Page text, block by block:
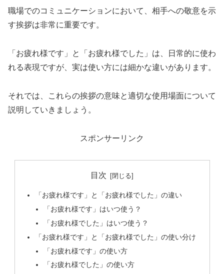
職場でのコミュニケーションにおいて、相手への敬意を示
す挨拶は非常に重要です。
「お疲れ様です」と「お疲れ様でした」は、日常的に使わ
れる表現ですが、実は使い方には細かな違いがあります。
それでは、これらの挨拶の意味と適切な使用場面について
説明していきましょう。
スポンサーリンク
目次
「お疲れ様です」と「お疲れ様でした」の違い
「お疲れ様です」はいつ使う？
「お疲れ様でした」はいつ使う？
「お疲れ様です」と「お疲れ様でした」の使い分け
「お疲れ様です」の使い方
「お疲れ様でした」の使い方